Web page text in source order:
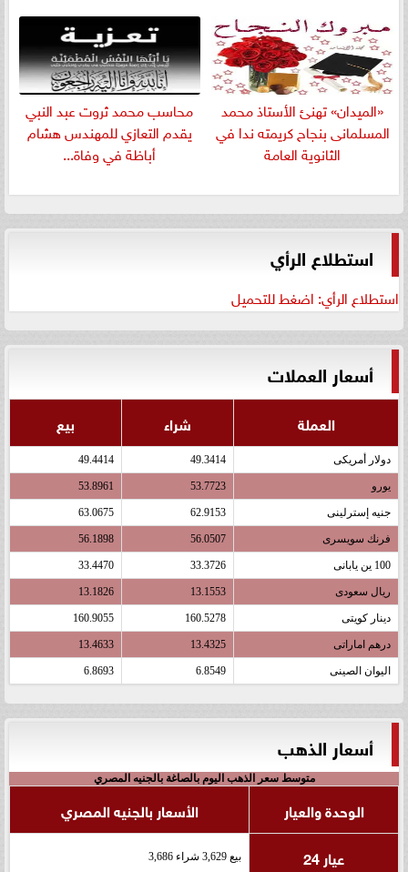
«الميدان» تهنئ الأستاذ محمد
المسلمانى بنجاح كريمته ندا في
الثانوية العامة
​محاسب محمد ثروت عبد النبي
يقدم التعازي للمهندس هشام
أباظة في وفاة...
استطلاع الرأي
استطلاع الرأي: اضغط للتحميل
أسعار العملات
العملة شراء بيع
دولار أمريكى 49.3414
49.4414
يورو 53.7723
53.8961
جنيه إسترلينى 62.9153
63.0675
فرنك سويسرى 56.0507
56.1898
100 ين يابانى 33.3726
33.4470
ريال سعودى 13.1553
13.1826
دينار كويتى 160.5278
160.9055
درهم اماراتى 13.4325
13.4633
اليوان الصينى 6.8549
6.8693
أسعار الذهب
متوسط سعر الذهب اليوم بالصاغة بالجنيه المصري
الوحدة والعيار
الأسعار بالجنيه المصري
عيار 24
بيع 3,629 شراء 3,686